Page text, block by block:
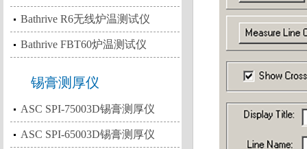
Bathrive R6无线炉温测试仪
Bathrive FBT60炉温测试仪
锡膏测厚仪
ASC SPI-75003D锡膏测厚仪
ASC SPI-65003D锡膏测厚仪